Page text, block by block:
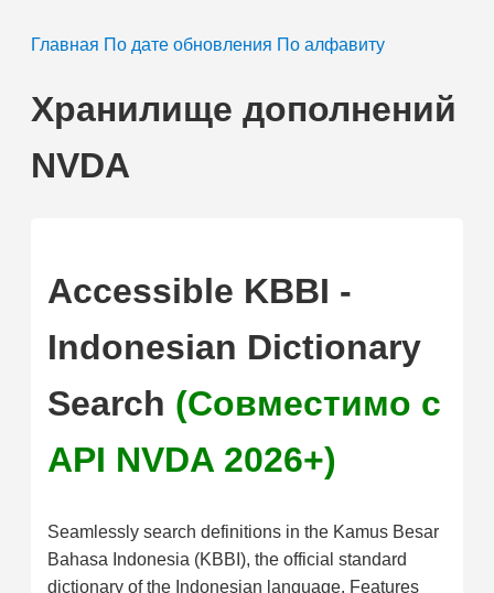
Главная По дате обновления По алфавиту
Хранилище дополнений
NVDA
Accessible KBBI -
Indonesian Dictionary
Search (Совместимо с
API NVDA 2026+)
Seamlessly search definitions in the Kamus Besar
Bahasa Indonesia (KBBI), the official standard
dictionary of the Indonesian language. Features